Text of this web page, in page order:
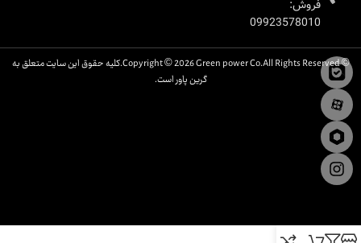
فروش:
09923578010
© Copyright © 2026 Green power Co.All Rights Reserved.کلیه حقوق این سایت متعلق به
گرین پاور است.